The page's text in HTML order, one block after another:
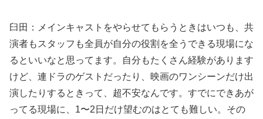
臼田：メインキャストをやらせてもらうときはいつも、共
演者もスタッフも全員が自分の役割を全うできる現場にな
るといいなと思ってます。自分もたくさん経験があります
けど、連ドラのゲストだったり、映画のワンシーンだけ出
演したりするときって、超不安なんです。すでにできあが
ってる現場に、1〜2日だけ望むのはとても難しい。その